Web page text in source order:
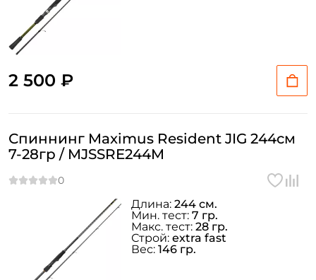
2 500 ₽
Спиннинг Maximus Resident JIG 244см
7-28гр / MJSSRE244M
Длина: 244 см.
Мин. тест: 7 гр.
Макс. тест: 28 гр.
Строй: extra fast
Вес: 146 гр.
Создать аккаунт
ФИО: *